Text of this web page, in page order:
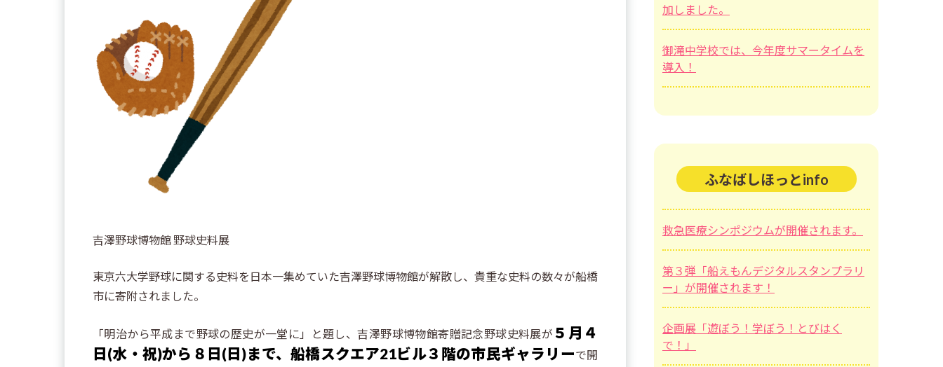
吉澤野球博物館 野球史料展
東京六大学野球に関する史料を日本一集めていた吉澤野球博物館が解散し、貴重な史料の数々が船橋
市に寄附されました。
「明治から平成まで野球の歴史が一堂に」と題し、吉澤野球博物館寄贈記念野球史料展が ５月４
日(水・祝)から８日(日)まで、船橋スクエア21ビル３階の市民ギャラリーで開
加しました。
御滝中学校では、今年度サマータイムを
導入！
ふなばしほっとinfo
救急医療シンポジウムが開催されます。
第３弾「船えもんデジタルスタンプラリ
ー」が開催されます！
企画展「遊ぼう！学ぼう！とびはく
で！」